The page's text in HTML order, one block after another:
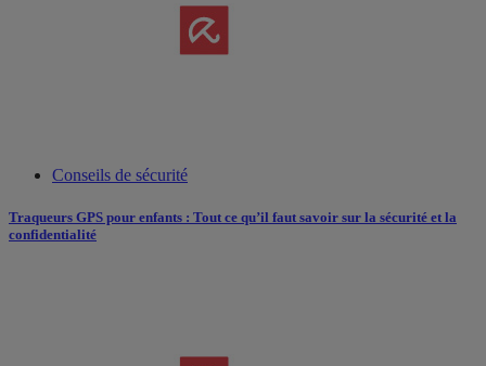
Conseils de sécurité
Traqueurs GPS pour enfants : Tout ce qu’il faut savoir sur la sécurité et la
confidentialité